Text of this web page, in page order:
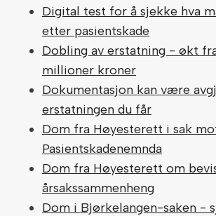
Digital test for å sjekke hva
etter pasientskade
Dobling av erstatning - økt
millioner kroner
Dokumentasjon kan være
erstatningen du får
Dom fra Høyesterett i sak
Pasientskadenemnda
Dom fra Høyesterett om
årsakssammenheng
Dom i Bjørkelangen-saken -